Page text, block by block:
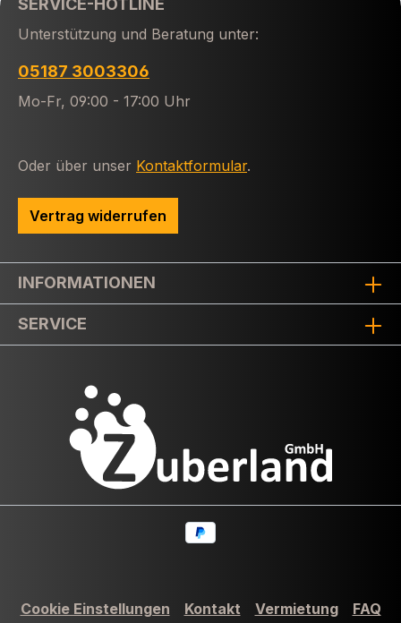
SERVICE-HOTLINE
Unterstützung und Beratung unter:
05187 3003306
Mo-Fr, 09:00 - 17:00 Uhr
Oder über unser Kontaktformular.
Vertrag widerrufen
INFORMATIONEN
SERVICE
Cookie Einstellungen Kontakt Vermietung FAQ